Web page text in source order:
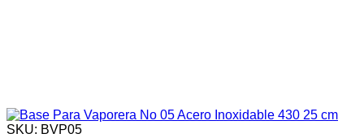
SKU: BVP05